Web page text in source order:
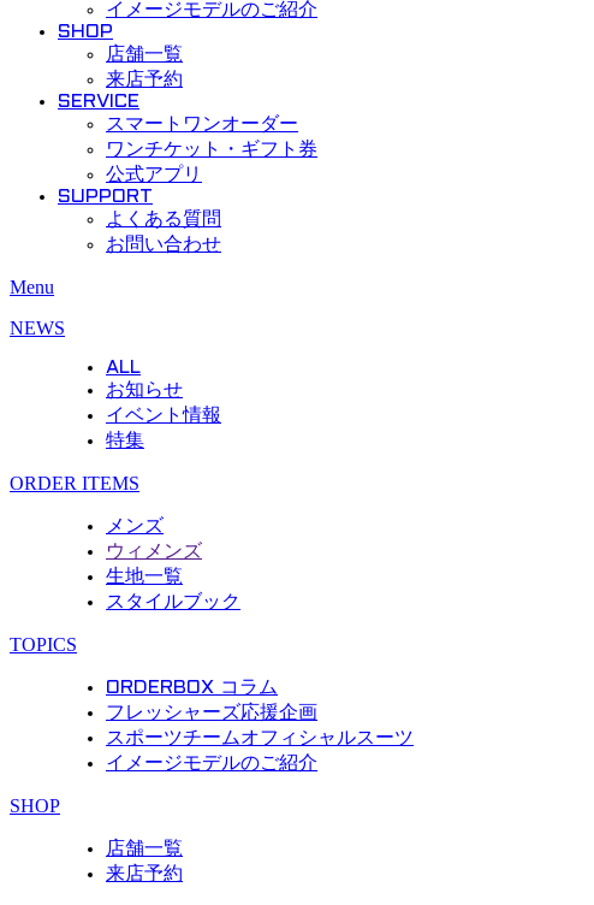
イメージモデルのご紹介
SHOP
店舗一覧
来店予約
SERVICE
スマートワンオーダー
ワンチケット・ギフト券
公式アプリ
SUPPORT
よくある質問
お問い合わせ
Menu
NEWS
ALL
お知らせ
イベント情報
特集
ORDER ITEMS
メンズ
ウィメンズ
生地一覧
スタイルブック
TOPICS
ORDERBOX コラム
フレッシャーズ応援企画
スポーツチームオフィシャルスーツ
イメージモデルのご紹介
SHOP
店舗一覧
来店予約